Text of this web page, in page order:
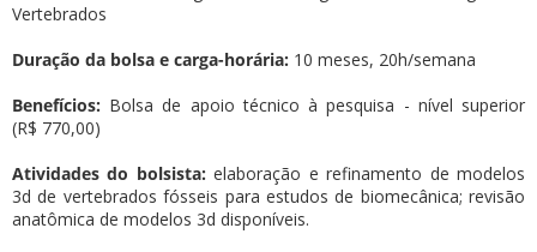
Vertebrados
Duração da bolsa e carga-horária: 10 meses, 20h/semana
Benefícios: Bolsa de apoio técnico à pesquisa - nível superior
(R$ 770,00)
Atividades do bolsista: elaboração e refinamento de modelos
3d de vertebrados fósseis para estudos de biomecânica; revisão
anatômica de modelos 3d disponíveis.